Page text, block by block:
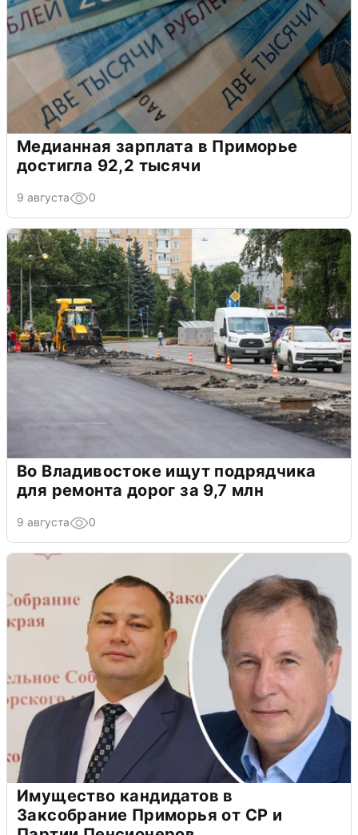
Медианная зарплата в Приморье
достигла 92,2 тысячи
9 августа 0
Во Владивостоке ищут подрядчика
для ремонта дорог за 9,7 млн
9 августа 0
Имущество кандидатов в
Заксобрание Приморья от СР и